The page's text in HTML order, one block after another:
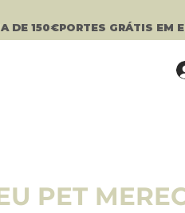
PET